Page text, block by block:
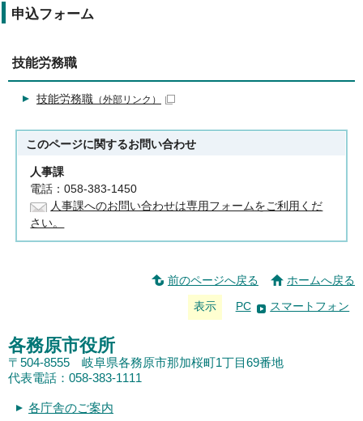
申込フォーム
技能労務職
技能労務職 （外部リンク）
このページに関するお問い合わせ
人事課
電話：058-383-1450
人事課へのお問い合わせは専用フォームをご利用くだ
さい。
前のページへ戻る ホームへ戻る
表示 PC スマートフォン
各務原市役所
〒504-8555 岐阜県各務原市那加桜町1丁目69番地
代表電話：058-383-1111
各庁舎のご案内